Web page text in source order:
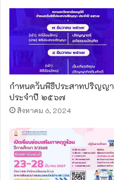
กำหนดวันพิธีประสาทปริญญา
ประจำปี ๒๕๖๗
สิงหาคม 6, 2024